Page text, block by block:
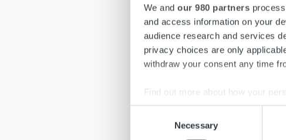
We and our 980 partners
and access information on your
audience research and services
privacy choices are only
withdraw your consent any time
Find out more about how your
We use cookies to personalise
Necessary
aiemmin.
tehneet
aikana ja
Sanna
toimialalle